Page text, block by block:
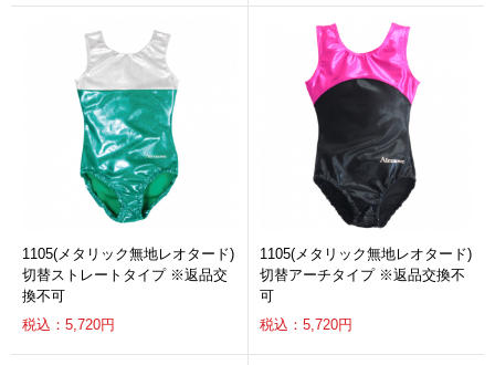
1105(メタリック無地レオタード)
切替ストレートタイプ ※返品交
換不可
税込：5,720円
1105(メタリック無地レオタード)
切替アーチタイプ ※返品交換不
可
税込：5,720円